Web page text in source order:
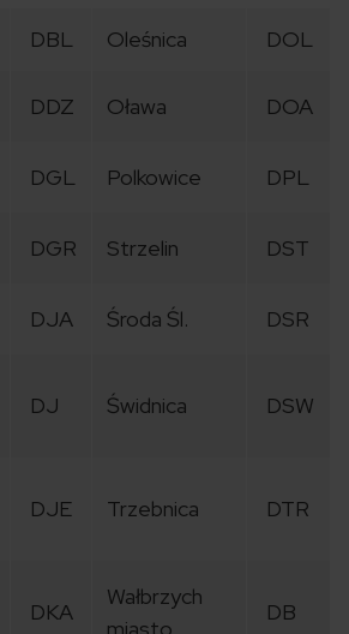
DBL Oleśnica DOL
DDZ Oława DOA
DGL Polkowice DPL
DGR Strzelin DST
DJA Środa Śl. DSR
DJ Świdnica DSW
DJE Trzebnica DTR
DKA
Wałbrzych
DB